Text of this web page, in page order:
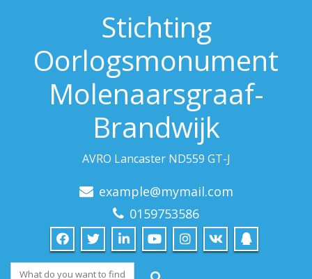
Stichting
Oorlogsmonument
Molenaarsgraaf-
Brandwijk
AVRO Lancaster ND559 GT-J
example@mymail.com
0159753586